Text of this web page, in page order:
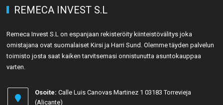
REMECA INVEST S.L
Remeca Invest S.L on espanjaan rekisteröity kiinteistövälitys joka
omistajana ovat suomalaiset Kirsi ja Harri Sund. Olemme täyden palvelun
toimisto josta saat kaiken tarvitsemasi onnistunutta asuntokauppaa
varten.
Osoite: Calle Luis Canovas Martinez 1 03183 Torrevieja
(Alicante)